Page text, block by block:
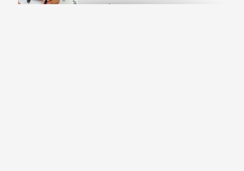
субсидиарной